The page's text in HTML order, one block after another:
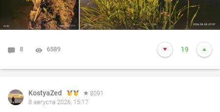
8 6589 19
KostyaZed
8091
8 августа 2026, 15:17